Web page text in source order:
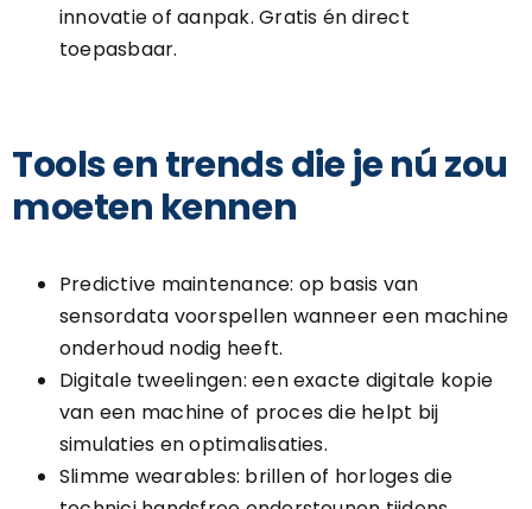
innovatie of aanpak. Gratis én direct
toepasbaar.
Tools en trends die je nú zou
moeten kennen
Predictive maintenance: op basis van
sensordata voorspellen wanneer een machine
onderhoud nodig heeft.
Digitale tweelingen: een exacte digitale kopie
van een machine of proces die helpt bij
simulaties en optimalisaties.
Slimme wearables: brillen of horloges die